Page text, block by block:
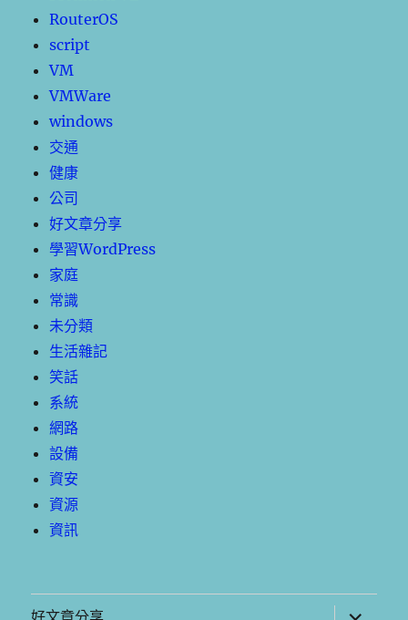
RouterOS
script
VM
VMWare
windows
交通
健康
公司
好文章分享
學習WordPress
家庭
常識
未分類
生活雜記
笑話
系統
網路
設備
資安
資源
資訊
好文章分享
展